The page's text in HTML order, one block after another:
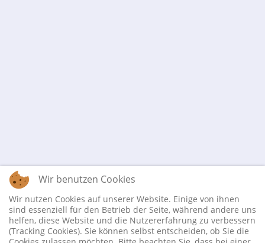
Wir benutzen Cookies
Wir nutzen Cookies auf unserer Website. Einige von ihnen
sind essenziell für den Betrieb der Seite, während andere uns
helfen, diese Website und die Nutzererfahrung zu verbessern
(Tracking Cookies). Sie können selbst entscheiden, ob Sie die